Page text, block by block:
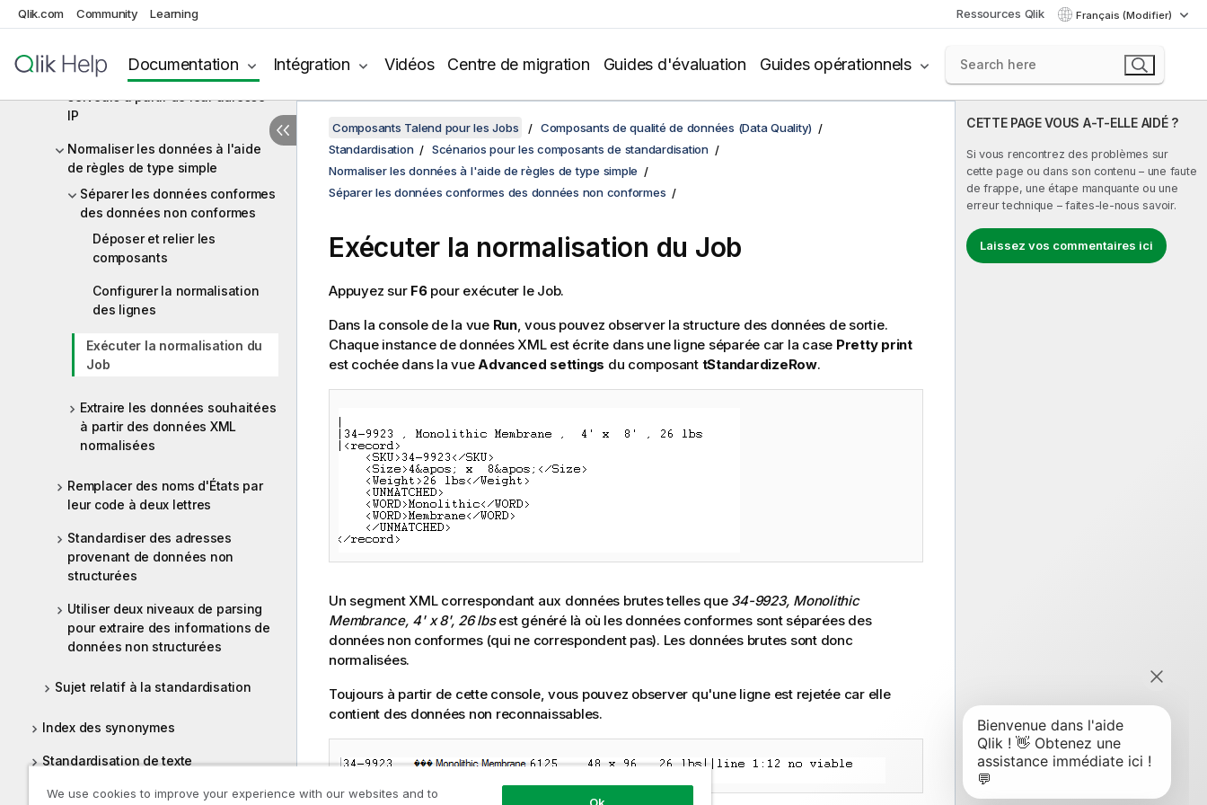
Qlik.com Community Learning Ressources Qlik Français (Modifier)
Documentation Intégration Vidéos Centre de migration Guides d'évaluation Guides opérationnels
Extraire des correspondances
exactes à l'aide des règles
Identifier l'emplacement de
serveurs à partir de leur adresse
IP
Normaliser les données à l'aide
de règles de type simple
Séparer les données conformes
des données non conformes
Déposer et relier les
composants
Configurer la normalisation
des lignes
Exécuter la normalisation du
Job
Extraire les données souhaitées
à partir des données XML
normalisées
Remplacer des noms d'États par
leur code à deux lettres
Standardiser des adresses
provenant de données non
structurées
Utiliser deux niveaux de parsing
pour extraire des informations de
données non structurées
Sujet relatif à la standardisation
Index des synonymes
Standardisation de texte
Validation (Intégration)
CETTE PAGE VOUS A-T-ELLE AIDÉ ?
Si vous rencontrez des problèmes sur
cette page ou dans son contenu – une faute
de frappe, une étape manquante ou une
erreur technique – faites-le-nous savoir.
Laissez vos commentaires ici
Composants Talend pour les Jobs
Composants de qualité de données (Data Quality)
Standardisation
Scénarios pour les composants de standardisation
Normaliser les données à l'aide de règles de type simple
Séparer les données conformes des données non conformes
Exécuter la normalisation du Job
Appuyez sur F6pour exécuter le Job.
Dans la console de la vue Run, vous pouvez observer la structure des données de sortie.
Chaque instance de données XML est écrite dans une ligne séparée car la case Pretty print
est cochée dans la vueAdvanced settings du composant tStandardizeRow.
Un segment XML correspondant aux données brutes telles que 34-9923, Monolithic
Membrance, 4' x 8', 26 lbsest généré là où les données conformes sont séparées des
données non conformes (qui ne correspondent pas). Les données brutes sont donc
normalisées.
Toujours à partir de cette console, vous pouvez observer qu'une ligne est rejetée car elle
contient des données non reconnaissables.
We use cookies to improve your experience with our websites and to